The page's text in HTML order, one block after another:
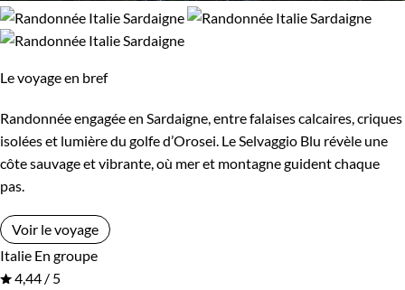
Le voyage en bref
Randonnée engagée en Sardaigne, entre falaises calcaires, criques
isolées et lumière du golfe d’Orosei. Le Selvaggio Blu révèle une
côte sauvage et vibrante, où mer et montagne guident chaque
pas.
Voir le voyage
Italie En groupe
4,44 / 5